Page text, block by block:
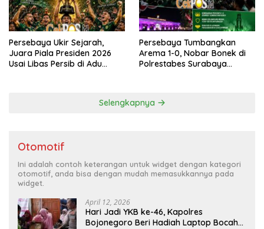
Persebaya Ukir Sejarah,
Juara Piala Presiden 2026
Usai Libas Persib di Adu
Persebaya Tumbangkan
Arema 1-0, Nobar Bonek di
Polrestabes Surabaya
Selengkapnya
Otomotif
Ini adalah contoh keterangan untuk widget dengan kategori
otomotif, anda bisa dengan mudah memasukkannya pada
widget.
April 12, 2026
Hari Jadi YKB ke-46, Kapolres
Bojonegoro Beri Hadiah Laptop Bocah